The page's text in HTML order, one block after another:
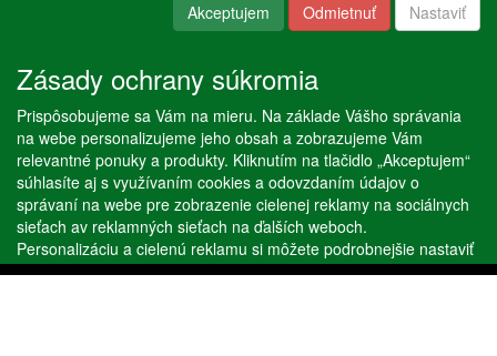
Naše služby
Servis
Predaj akváriových rýb
Predaj akváriových rastlín
Copyright © Stöckl spol. s r. o. 2020, powered byABRA E-shop
Akceptujem Odmietnuť Nastaviť
Zásady ochrany súkromia
Prispôsobujeme sa Vám na mieru. Na základe Vášho správania
na webe personalizujeme jeho obsah a zobrazujeme Vám
relevantné ponuky a produkty. Kliknutím na tlačidlo „Akceptujem“
súhlasíte aj s využívaním cookies a odovzdaním údajov o
správaní na webe pre zobrazenie cielenej reklamy na sociálnych
sieťach av reklamných sieťach na ďalších weboch.
Personalizáciu a cielenú reklamu si môžete podrobnejšie nastaviť
alebo kedykoľvek vypnúť po kliknutí na tlačidlo „Nastaviť“.